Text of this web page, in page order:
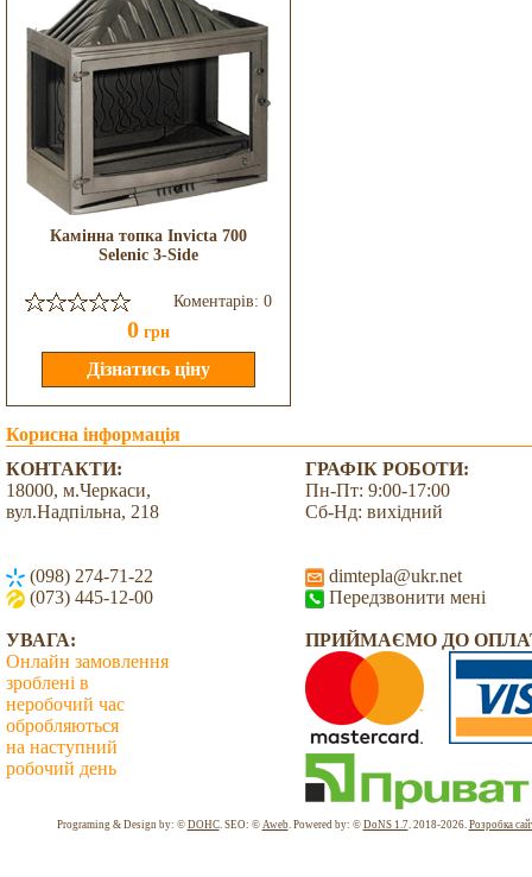
Камінна топка Invicta 700
Selenic 3-Side
Коментарів: 0
0 грн
Корисна інформація
КОНТАКТИ:
18000, м.Черкаси,
вул.Надпільна, 218
(098) 274-71-22
(073) 445-12-00
ГРАФІК РОБОТИ:
Пн-Пт: 9:00-17:00
Сб-Нд: вихідний
dimtepla@ukr.net
Передзвонити мені
УВАГА:
Онлайн замовлення
зроблені в
неробочий час
обробляються
на наступний
робочий день
ПРИЙМАЄМО ДО
Programing & Design by: © DOHC. SEO: © Aweb. Powered by: © DoNS 1.7. 2018-2026. Розробка